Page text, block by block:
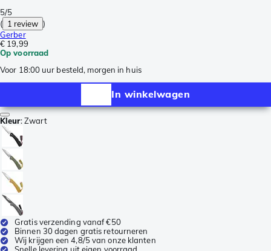
5/5
( 1 review )
Gerber
€ 19,99
Op voorraad
Voor 18:00 uur besteld, morgen in huis
In winkelwagen
Kleur:Zwart
Gratis verzending vanaf €50
Binnen 30 dagen gratis retourneren
Wij krijgen een 4,8/5 van onze klanten
Snelle levering uit eigen voorraad